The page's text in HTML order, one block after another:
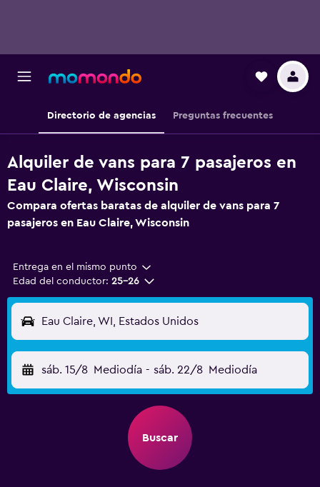
Directorio de agencias Preguntas frecuentes
Alquiler de vans para 7 pasajeros en
Eau Claire, Wisconsin
Compara ofertas baratas de alquiler de vans para 7
pasajeros en Eau Claire, Wisconsin
Entrega en el mismo punto
Edad del conductor: 25-26
Eau Claire, WI, Estados Unidos
sáb. 15/8 Mediodía - sáb. 22/8 Mediodía
Buscar